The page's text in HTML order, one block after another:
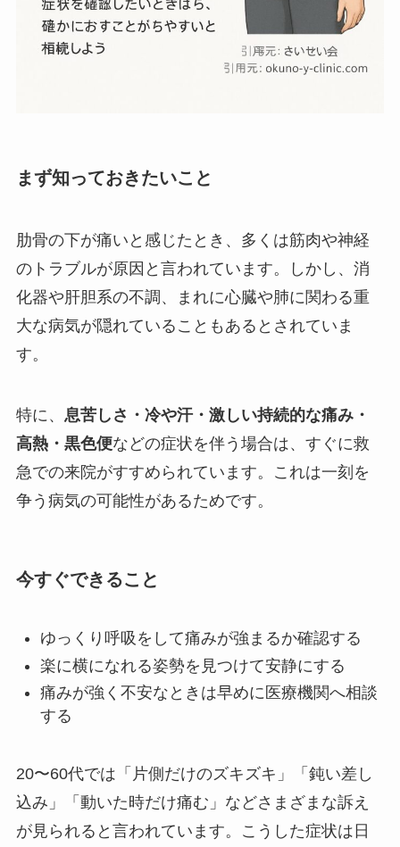
まず知っておきたいこと
肋骨の下が痛いと感じたとき、多くは筋肉や神経
のトラブルが原因と言われています。しかし、消
化器や肝胆系の不調、まれに心臓や肺に関わる重
大な病気が隠れていることもあるとされていま
す。
特に、 息苦しさ・冷や汗・激しい持続的な痛み・
高熱・黒色便などの症状を伴う場合は、すぐに救
急での来院がすすめられています。これは一刻を
争う病気の可能性があるためです。
今すぐできること
ゆっくり呼吸をして痛みが強まるか確認する
楽に横になれる姿勢を見つけて安静にする
痛みが強く不安なときは早めに医療機関へ相談
する
20〜60代では「片側だけのズキズキ」「鈍い差し
込み」「動いた時だけ痛む」などさまざまな訴え
が見られると言われています。こうした症状は日